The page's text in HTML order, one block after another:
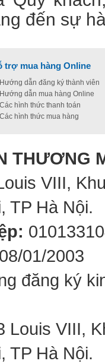
đến sự
trợ mua hàng Online
Hướng dẫn đăng ký thành viên
Hướng dẫn mua hàng Online
Các hình thức thanh toán
Các hình thức mua hàng
THƯƠNG
VIII,
TP Hà Nội.
08/01/2003
đăng ký
Louis VIII,
TP Hà Nội.